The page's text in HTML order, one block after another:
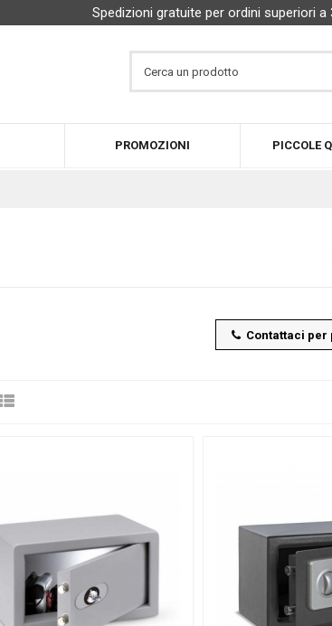
Spedizioni gratuite per ordini superiori
PROMOZIONI PICCOLE
Contattaci